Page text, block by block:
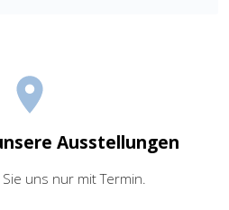
Ausstellungen
uns nur mit Termin.